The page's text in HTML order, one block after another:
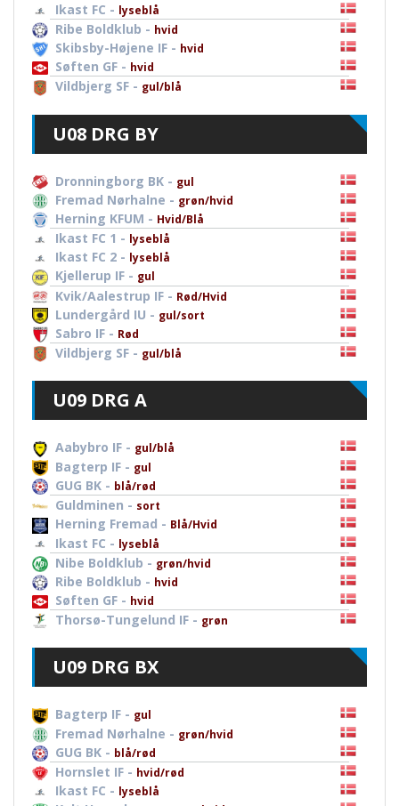
Ikast FC - lyseblå
Ribe Boldklub - hvid
Skibsby-Højene IF - hvid
Søften GF - hvid
Vildbjerg SF - gul/blå
U08 DRG BY
Dronningborg BK - gul
Fremad Nørhalne - grøn/hvid
Herning KFUM - Hvid/Blå
Ikast FC 1 - lyseblå
Ikast FC 2 - lyseblå
Kjellerup IF - gul
Kvik/Aalestrup IF - Rød/Hvid
Lundergård IU - gul/sort
Sabro IF - Rød
Vildbjerg SF - gul/blå
U09 DRG A
Aabybro IF - gul/blå
Bagterp IF - gul
GUG BK - blå/rød
Guldminen - sort
Herning Fremad - Blå/Hvid
Ikast FC - lyseblå
Nibe Boldklub - grøn/hvid
Ribe Boldklub - hvid
Søften GF - hvid
Thorsø-Tungelund IF - grøn
U09 DRG BX
Bagterp IF - gul
Fremad Nørhalne - grøn/hvid
GUG BK - blå/rød
Hornslet IF - hvid/rød
Ikast FC - lyseblå